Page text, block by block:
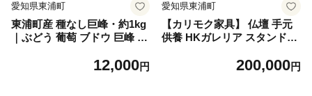
愛知県東浦町
東浦町産 種なし巨峰・約1kg
｜ぶどう 葡萄 ブドウ 巨峰 グ
送 高糖度 甘いフルーツ 旬 20
12,000円
愛知県東浦町
【カリモク家具】 仏壇 手元
供養 HKガレリア スタンド＆
ャレ モダン ミニ コンパクト
200,000円